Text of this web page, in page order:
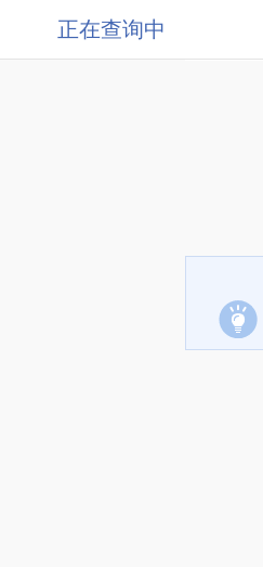
正在查询中